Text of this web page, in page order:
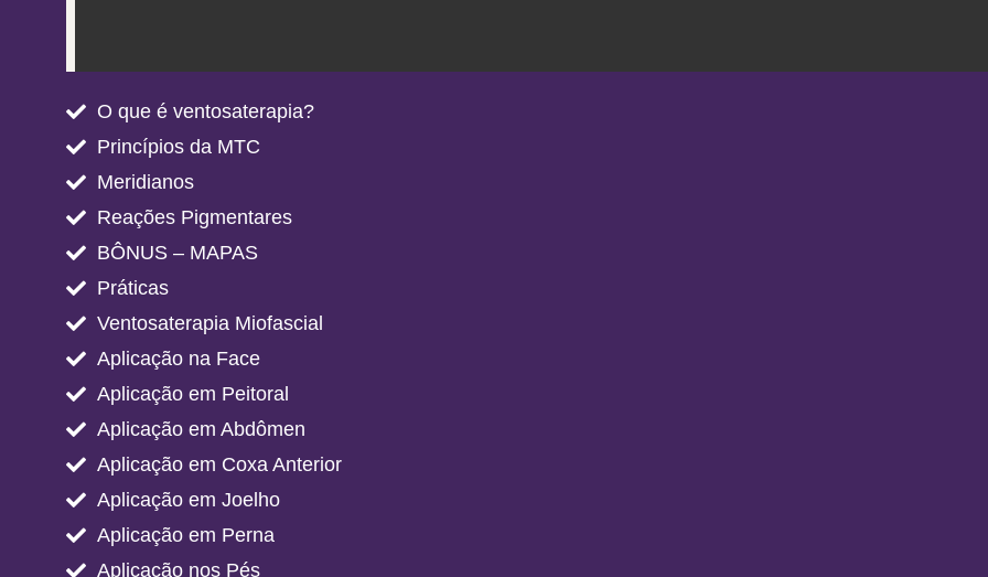
O que é ventosaterapia?
Princípios da MTC
Meridianos
Reações Pigmentares
BÔNUS – MAPAS
Práticas
Ventosaterapia Miofascial
Aplicação na Face
Aplicação em Peitoral
Aplicação em Abdômen
Aplicação em Coxa Anterior
Aplicação em Joelho
Aplicação em Perna
Aplicação nos Pés